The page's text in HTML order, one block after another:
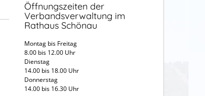
Öffnungszeiten der
Verbandsverwaltung im
Rathaus Schönau
Montag bis Freitag
8.00 bis 12.00 Uhr
Dienstag
14.00 bis 18.00 Uhr
Donnerstag
14.00 bis 16.30 Uhr